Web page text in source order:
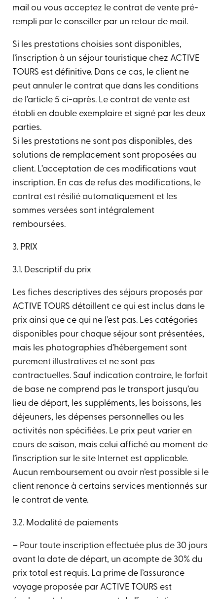
mail ou vous acceptez le contrat de vente pré-
rempli par le conseiller par un retour de mail.
Si les prestations choisies sont disponibles,
l’inscription à un séjour touristique chez ACTIVE
TOURS est définitive. Dans ce cas, le client ne
peut annuler le contrat que dans les conditions
de l’article 5 ci-après. Le contrat de vente est
établi en double exemplaire et signé par les deux
parties.
Si les prestations ne sont pas disponibles, des
solutions de remplacement sont proposées au
client. L’acceptation de ces modifications vaut
inscription. En cas de refus des modifications, le
contrat est résilié automatiquement et les
sommes versées sont intégralement
remboursées.
3. PRIX
3.1. Descriptif du prix
Les fiches descriptives des séjours proposés par
ACTIVE TOURS détaillent ce qui est inclus dans le
prix ainsi que ce qui ne l’est pas. Les catégories
disponibles pour chaque séjour sont présentées,
mais les photographies d’hébergement sont
purement illustratives et ne sont pas
contractuelles. Sauf indication contraire, le forfait
de base ne comprend pas le transport jusqu’au
lieu de départ, les suppléments, les boissons, les
déjeuners, les dépenses personnelles ou les
activités non spécifiées. Le prix peut varier en
cours de saison, mais celui affiché au moment de
l’inscription sur le site Internet est applicable.
Aucun remboursement ou avoir n’est possible si le
client renonce à certains services mentionnés sur
le contrat de vente.
3.2. Modalité de paiements
– Pour toute inscription effectuée plus de 30 jours
avant la date de départ, un acompte de 30% du
prix total est requis. La prime de l’assurance
voyage proposée par ACTIVE TOURS est